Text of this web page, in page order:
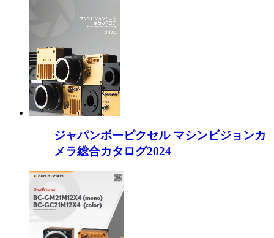
ジャパンボーピクセル マシンビジョンカ
メラ総合カタログ2024